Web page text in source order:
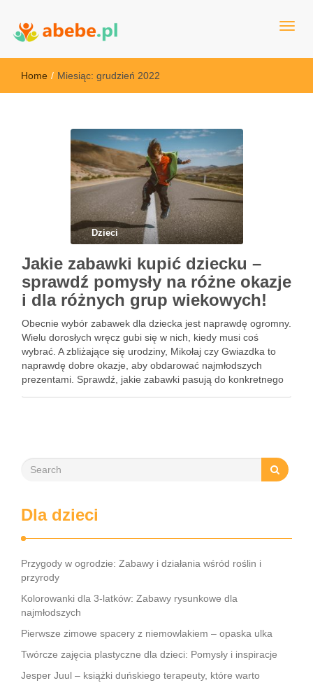
Abebe
Home / Miesiąc: grudzień 2022
Dzieci
Jakie zabawki kupić dziecku –
sprawdź pomysły na różne okazje
i dla różnych grup wiekowych!
Obecnie wybór zabawek dla dziecka jest naprawdę ogromny.
Wielu dorosłych wręcz gubi się w nich, kiedy musi coś
wybrać. A zbliżające się urodziny, Mikołaj czy Gwiazdka to
naprawdę dobre okazje, aby obdarować najmłodszych
prezentami. Sprawdź, jakie zabawki pasują do konkretnego
Dla dzieci
Przygody w ogrodzie: Zabawy i działania wśród roślin i
przyrody
Kolorowanki dla 3-latków: Zabawy rysunkowe dla
najmłodszych
Pierwsze zimowe spacery z niemowlakiem – opaska ulka
Twórcze zajęcia plastyczne dla dzieci: Pomysły i inspiracje
Jesper Juul – książki duńskiego terapeuty, które warto